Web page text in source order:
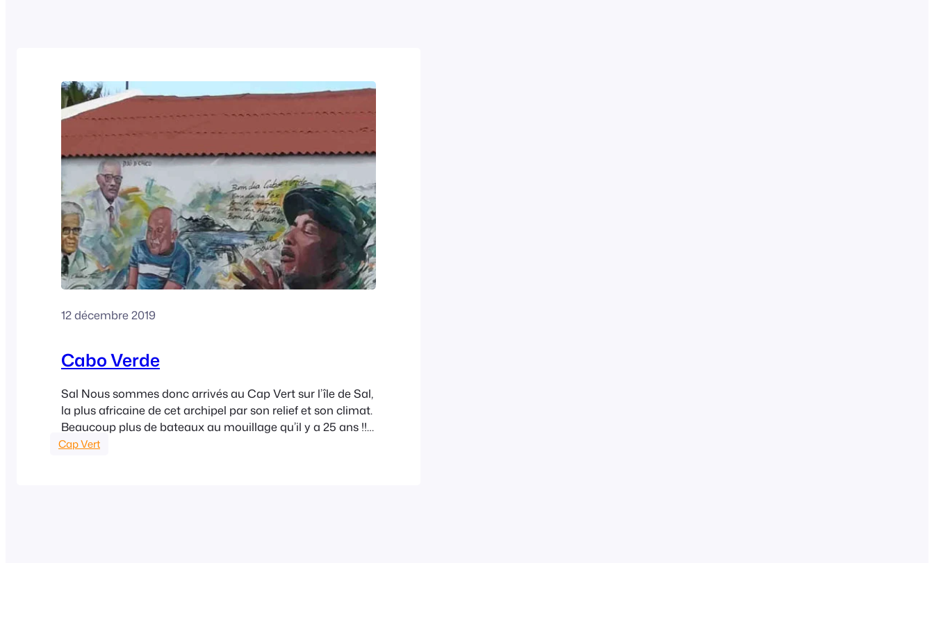
12 décembre 2019
Cabo Verde
Sal Nous sommes donc arrivés au Cap Vert sur l’île de Sal,
la plus africaine de cet archipel par son relief et son climat.
Beaucoup plus de bateaux au mouillage qu’il y a 25 ans !!
Nous y retrouvons quelques équipages rencontrés aux
Cap Vert